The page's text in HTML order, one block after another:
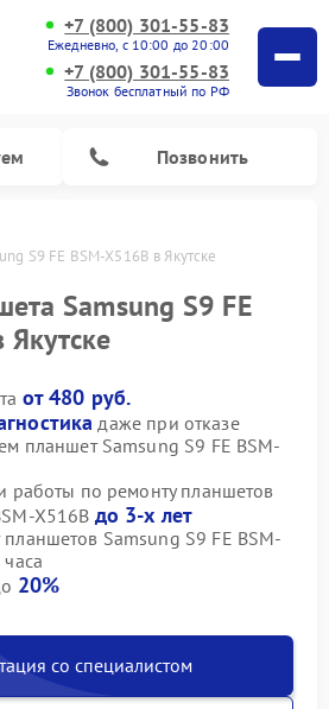
+7 (800) 301-55-83
Ежедневно, с 10:00 до 20:00
+7 (800) 301-55-83
Звонок бесплатный по РФ
Позвонить
S9 FE BSM-X516B в Якутске
Samsung S9 FE
от 480 руб.
даже при отказе
планшет Samsung S9 FE BSM-
работы по ремонту планшетов
X516B до 3-х лет
Samsung S9 FE BSM-
20%
со специалистом